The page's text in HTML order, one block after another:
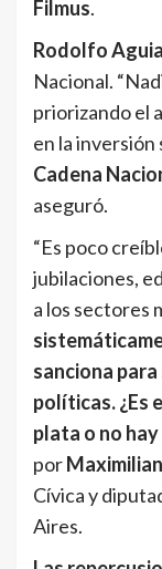
Filmus.
Rodolfo
Nacional.
priorizando el
en la inversión
Cadena
aseguró.
“Es poco
jubilaciones,
a los sectores
sanciona
políticas. ¿Es
plata o no
por
Cívica y
Aires.